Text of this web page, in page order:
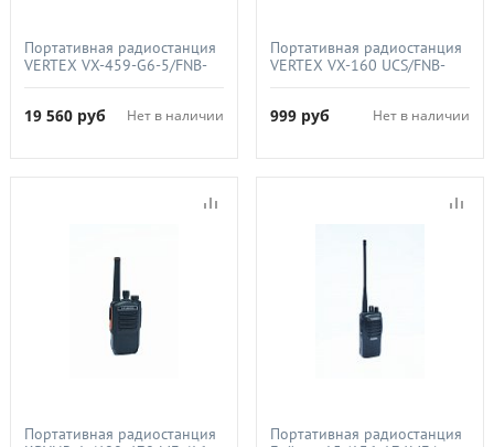
Портативная радиостанция
VERTEX VX-459-G6-5/FNB-
19 560 руб Нет в наличии
Портативная радиостанция
VERTEX VX-160 UСS/FNB-
999 руб Нет в наличии
Портативная радиостанция
Портативная радиостанция